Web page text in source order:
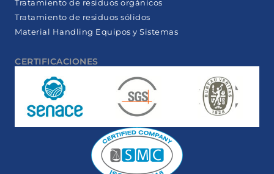
Tratamiento de residuos orgánicos
Tratamiento de residuos sólidos
Material Handling Equipos y Sistemas
CERTIFICACIONES